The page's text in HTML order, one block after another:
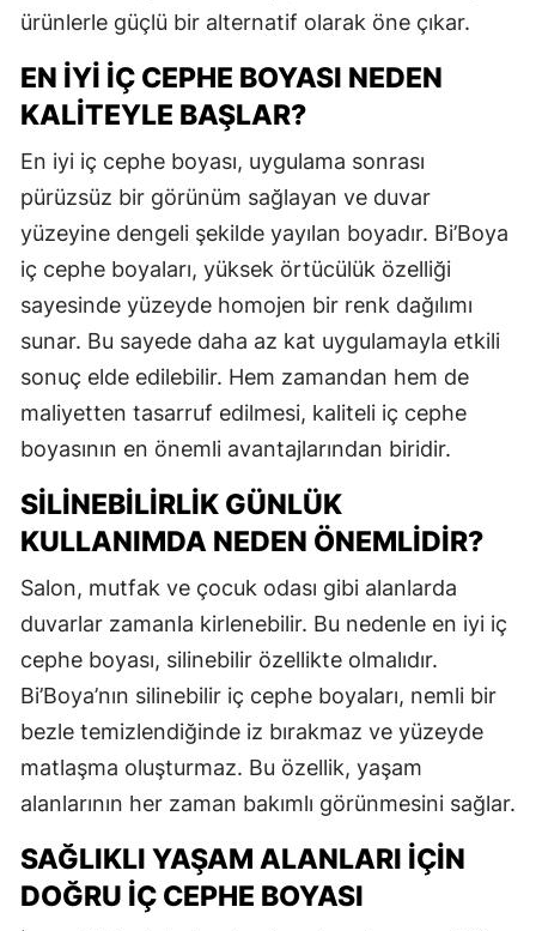
ürünlerle güçlü bir alternatif olarak öne çıkar.
EN İYI İÇ CEPHE BOYASI NEDEN
KALITEYLE BAŞLAR?
En iyi iç cephe boyası, uygulama sonrası
pürüzsüz bir görünüm sağlayan ve duvar
yüzeyine dengeli şekilde yayılan boyadır. Bi’Boya
iç cephe boyaları, yüksek örtücülük özelliği
sayesinde yüzeyde homojen bir renk dağılımı
sunar. Bu sayede daha az kat uygulamayla etkili
sonuç elde edilebilir. Hem zamandan hem de
maliyetten tasarruf edilmesi, kaliteli iç cephe
boyasının en önemli avantajlarından biridir.
SILINEBILIRLIK GÜNLÜK
KULLANIMDA NEDEN ÖNEMLIDIR?
Salon, mutfak ve çocuk odası gibi alanlarda
duvarlar zamanla kirlenebilir. Bu nedenle en iyi iç
cephe boyası, silinebilir özellikte olmalıdır.
Bi’Boya’nın silinebilir iç cephe boyaları, nemli bir
bezle temizlendiğinde iz bırakmaz ve yüzeyde
matlaşma oluşturmaz. Bu özellik, yaşam
alanlarının her zaman bakımlı görünmesini sağlar.
SAĞLIKLI YAŞAM ALANLARI İÇIN
DOĞRU İÇ CEPHE BOYASI